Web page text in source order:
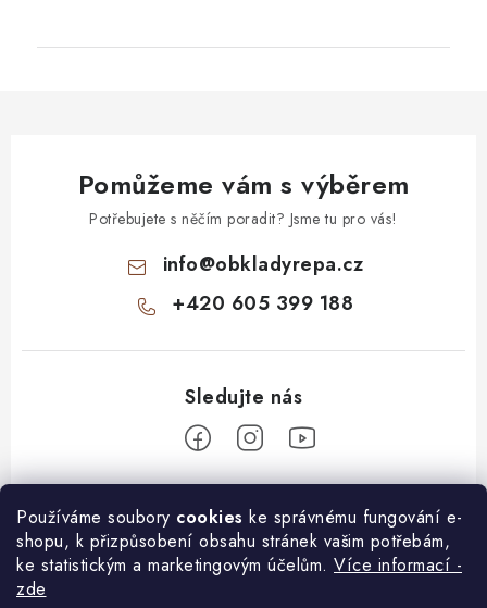
Používáme soubory cookies ke správnému fungování e-
shopu, k přizpůsobení obsahu stránek vašim potřebám,
ke statistickým a marketingovým účelům. Více informací -
zde
Pomůžeme vám s výběrem
Potřebujete s něčím poradit? Jsme tu pro vás!
info@obkladyrepa.cz
+420 605 399 188
Z
O nákupu
Doprava a platba